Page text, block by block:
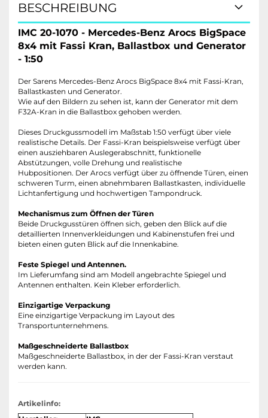
BESCHREIBUNG
IMC 20-1070 - Mercedes-Benz Arocs BigSpace
8x4 mit Fassi Kran, Ballastbox und Generator
- 1:50
Der Sarens Mercedes-Benz Arocs BigSpace 8x4 mit Fassi-Kran,
Ballastkasten und Generator.
Wie auf den Bildern zu sehen ist, kann der Generator mit dem
F32A-Kran in die Ballastbox gehoben werden.
Dieses Druckgussmodell im Maßstab 1:50 verfügt über viele
realistische Details. Der Fassi-Kran beispielsweise verfügt über
einen ausziehbaren Auslegerabschnitt, funktionelle
Abstützungen, volle Drehung und realistische
Hubpositionen. Der Arocs verfügt über zu öffnende Türen, einen
schweren Turm, einen abnehmbaren Ballastkasten, individuelle
Lichtanfertigung und hochwertigen Tampondruck.
Mechanismus zum Öffnen der Türen
Beide Druckgusstüren öffnen sich, geben den Blick auf die
detaillierten Innenverkleidungen und Kabinenstufen frei und
bieten einen guten Blick auf die Innenkabine.
Feste Spiegel und Antennen.
Im Lieferumfang sind am Modell angebrachte Spiegel und
Antennen enthalten. Kein Kleber erforderlich.
Einzigartige Verpackung
Eine einzigartige Verpackung im Layout des
Transportunternehmens.
Maßgeschneiderte Ballastbox
Maßgeschneiderte Ballastbox, in der der Fassi-Kran verstaut
werden kann.
Artikelinfo: